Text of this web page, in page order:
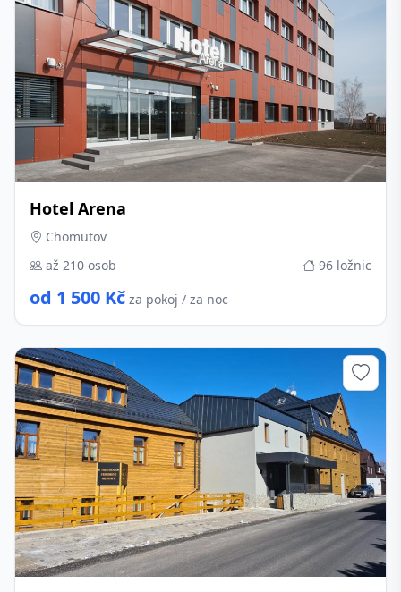
Hotel Arena
Chomutov
až 210 osob
96 ložnic
od 1 500 Kč za pokoj / za noc